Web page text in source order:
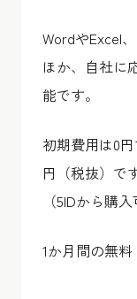
WordやExcel
ほか、自社に
能です。
初期費用は0
円（税抜）で
（5IDから購入
1か月間の無料